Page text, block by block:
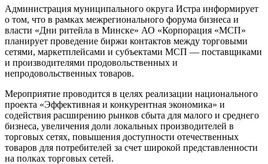
Администрация муниципального округа Истра информирует
о том, что в рамках межрегионального форума бизнеса и
власти «Дни ритейла в Минске» АО «Корпорация «МСП»
планирует проведение биржи контактов между торговыми
сетями, маркетплейсами и субъектами МСП — поставщиками
и производителями продовольственных и
непродовольственных товаров.
Мероприятие проводится в целях реализации национального
проекта «Эффективная и конкурентная экономика» и
содействия расширению рынков сбыта для малого и среднего
бизнеса, увеличения доли локальных производителей в
торговых сетях, повышения доступности отечественных
товаров для потребителей за счет широкой представленности
на полках торговых сетей.